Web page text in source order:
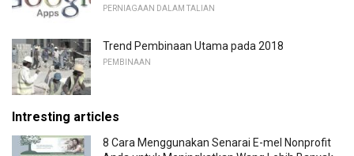
PERNIAGAAN DALAM TALIAN
Trend Pembinaan Utama pada 2018
PEMBINAAN
Intresting articles
8 Cara Menggunakan Senarai E-mel Nonprofit